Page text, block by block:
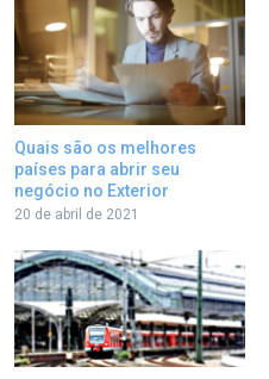
Quais são os melhores
países para abrir seu
negócio no Exterior
20 de abril de 2021